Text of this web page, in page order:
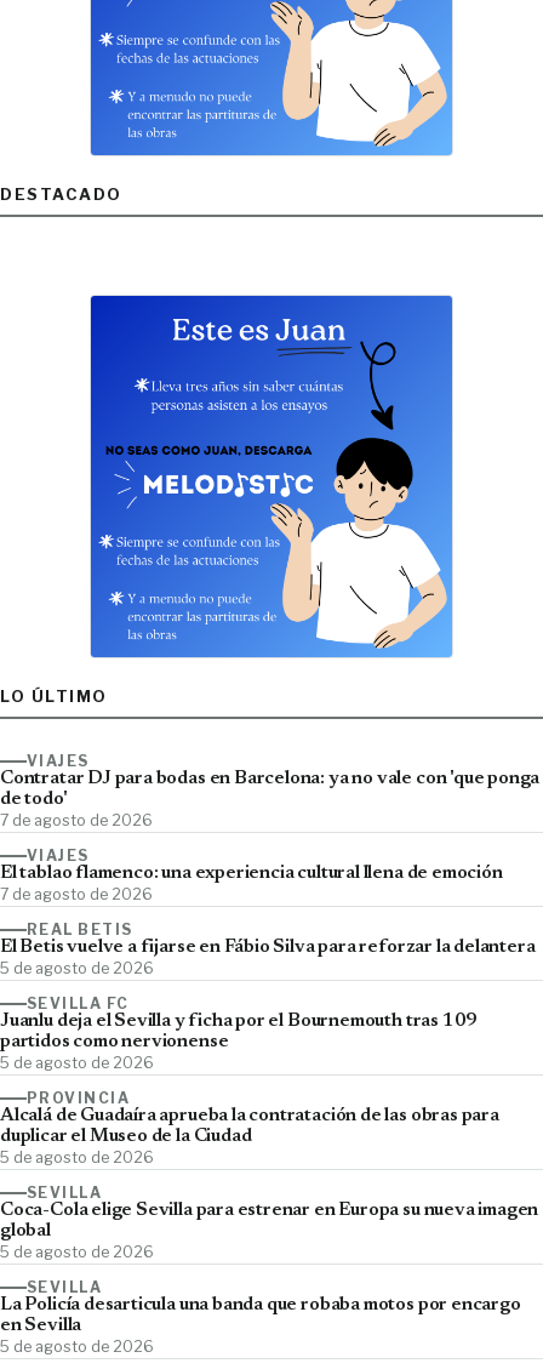
DESTACADO
LO ÚLTIMO
VIAJES
Contratar DJ para bodas en Barcelona: ya no vale con 'que ponga
de todo'
7 de agosto de 2026
VIAJES
El tablao flamenco: una experiencia cultural llena de emoción
7 de agosto de 2026
REAL BETIS
El Betis vuelve a fijarse en Fábio Silva para reforzar la delantera
5 de agosto de 2026
SEVILLA FC
Juanlu deja el Sevilla y ficha por el Bournemouth tras 109
partidos como nervionense
5 de agosto de 2026
PROVINCIA
Alcalá de Guadaíra aprueba la contratación de las obras para
duplicar el Museo de la Ciudad
5 de agosto de 2026
SEVILLA
Coca-Cola elige Sevilla para estrenar en Europa su nueva imagen
global
5 de agosto de 2026
SEVILLA
La Policía desarticula una banda que robaba motos por encargo
en Sevilla
5 de agosto de 2026